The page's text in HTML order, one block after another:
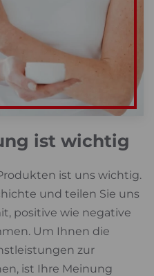
ist wichtig
ist uns wichtig.
und teilen Sie uns
positive wie negative
Um Ihnen die
zur
ist Ihre Meinung